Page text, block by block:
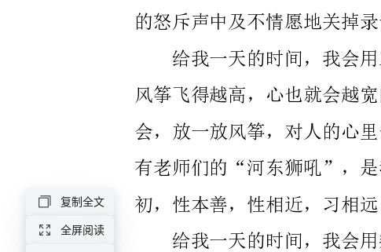
么呢?只是说要合理的搭配。
初，性本善，性相近，习相远!”
复制全文
全屏阅读